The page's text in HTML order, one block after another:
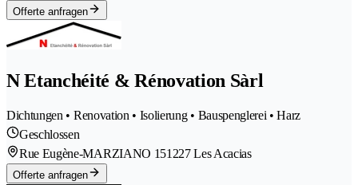
Offerte anfragen
N Etanchéité & Rénovation Sàrl
Dichtungen • Renovation • Isolierung • Bauspenglerei • Harz
Geschlossen
Rue Eugène-MARZIANO 151227 Les Acacias
Offerte anfragen